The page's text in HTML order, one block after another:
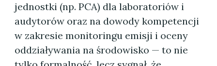
jednostki (np. PCA) dla laboratoriów i
audytorów oraz na dowody kompetencji
w zakresie monitoringu emisji i oceny
oddziaływania na środowisko — to nie